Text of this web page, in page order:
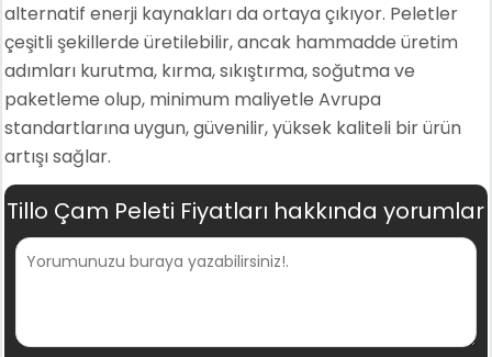
alternatif enerji kaynakları da ortaya çıkıyor. Peletler
çeşitli şekillerde üretilebilir, ancak hammadde üretim
adımları kurutma, kırma, sıkıştırma, soğutma ve
paketleme olup, minimum maliyetle Avrupa
standartlarına uygun, güvenilir, yüksek kaliteli bir ürün
artışı sağlar.
Tillo Çam Peleti Fiyatları hakkında yorumlar